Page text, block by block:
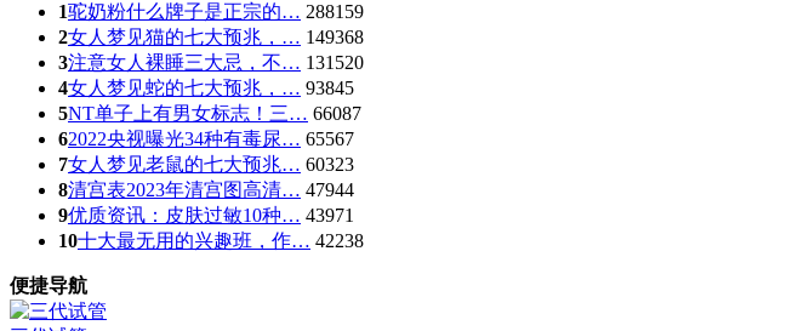
1驼奶粉什么牌子是正宗的… 288159
2女人梦见猫的七大预兆，… 149368
3注意女人裸睡三大忌，不… 131520
4女人梦见蛇的七大预兆，… 93845
5NT单子上有男女标志！三… 66087
62022央视曝光34种有毒尿… 65567
7女人梦见老鼠的七大预兆… 60323
8清宫表2023年清宫图高清… 47944
9优质资讯：皮肤过敏10种… 43971
10十大最无用的兴趣班，作… 42238
便捷导航